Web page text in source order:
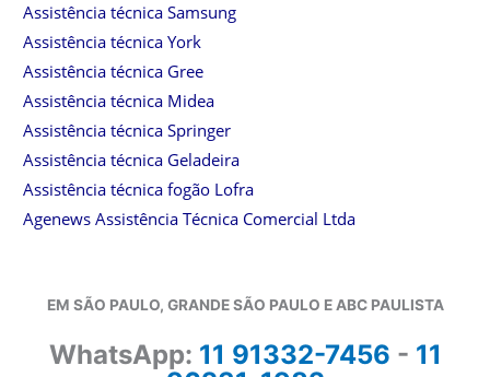
Assistência técnica Samsung
Assistência técnica York
Assistência técnica Gree
Assistência técnica Midea
Assistência técnica Springer
Assistência técnica Geladeira
Assistência técnica fogão Lofra
Agenews Assistência Técnica Comercial Ltda
EM SÃO PAULO, GRANDE SÃO PAULO E ABC PAULISTA
WhatsApp: 11 91332-7456 - 11